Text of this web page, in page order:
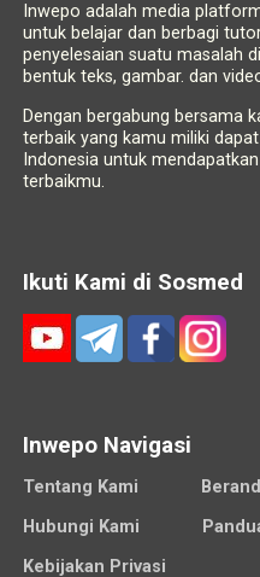
Inwepo adalah media
untuk belajar dan berbagi
penyelesaian suatu masalah
bentuk teks, gambar. dan
Dengan bergabung bersama
terbaik yang kamu miliki
Indonesia untuk
terbaikmu.
Ikuti Kami di Sosmed
Inwepo Navigasi
Tentang Kami
Hubungi Kami
Kebijakan Privasi